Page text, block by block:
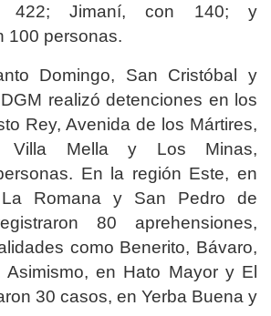
422; Jimaní, con 140; y
100 personas.
Domingo, San Cristóbal y
realizó detenciones en los
Rey, Avenida de los Mártires,
Villa Mella y Los Minas,
En la región Este, en
La Romana y San Pedro de
80 aprehensiones,
como Benerito, Bávaro,
Asimismo, en Hato Mayor y El
30 casos, en Yerba Buena y